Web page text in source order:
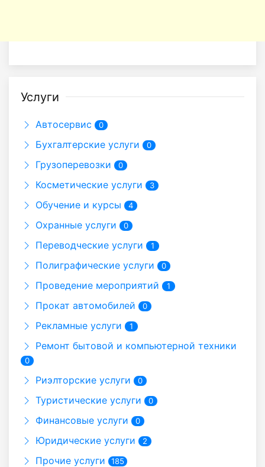
Услуги
Автосервис 0
Бухгалтерские услуги 0
Грузоперевозки 0
Косметические услуги 3
Обучение и курсы 4
Охранные услуги 0
Переводческие услуги 1
Полиграфические услуги 0
Проведение мероприятий 1
Прокат автомобилей 0
Рекламные услуги 1
Ремонт бытовой и компьютерной техники
0
Риэлторские услуги 0
Туристические услуги 0
Финансовые услуги 0
Юридические услуги 2
Прочие услуги 185